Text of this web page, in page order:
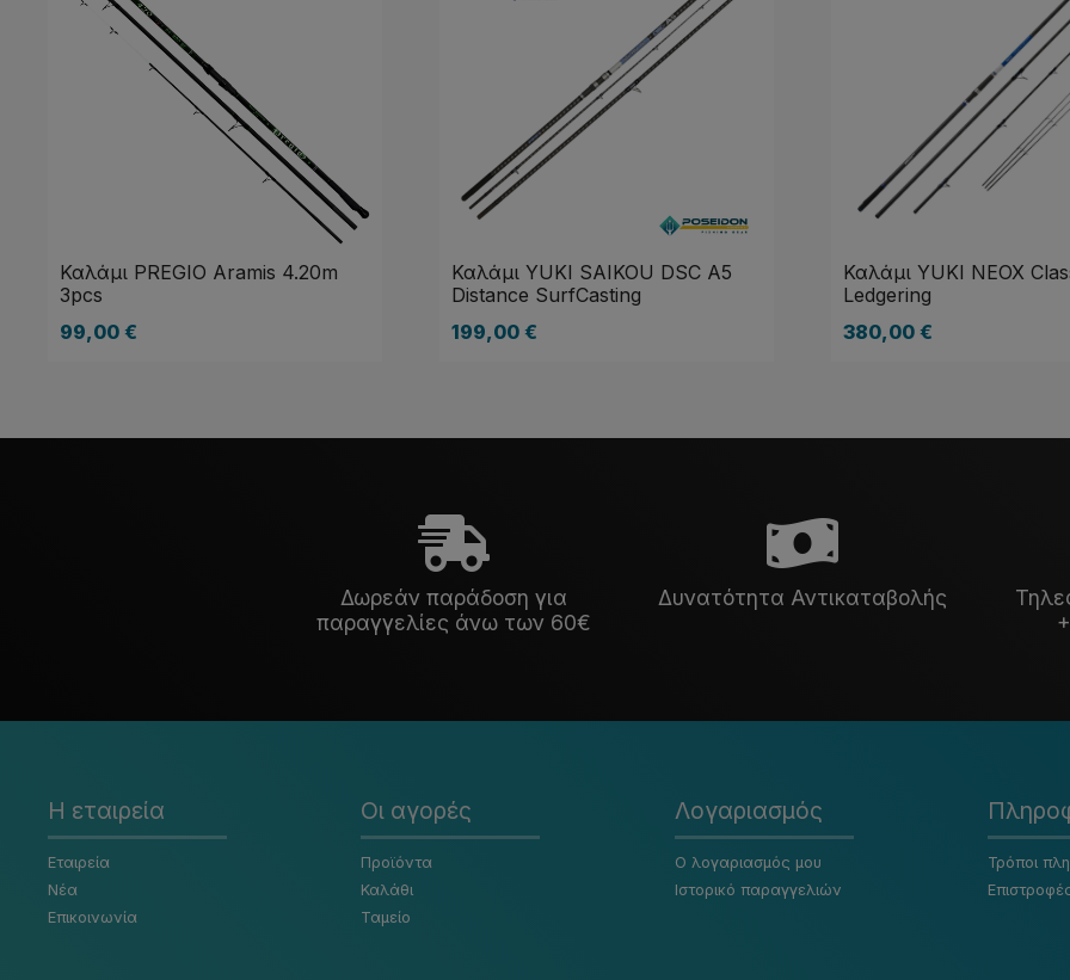
Καλάμι PREGIO Aramis 4.20m
3pcs
99,00 €
Καλάμι YUKI SAIKOU DSC A5
Distance SurfCasting
199,00 €
Καλάμι YUKI NEOX
Ledgering
380,00 €
Δωρεάν παράδοση για
παραγγελίες άνω των 60€
Δυνατότητα Αντικαταβολής
Η εταιρεία
Εταιρεία
Νέα
Επικοινωνία
Οι αγορές
Προϊόντα
Καλάθι
Ταμείο
Λογαριασμός
Ο λογαριασμός μου
Ιστορικό παραγγελιών
Τρόποι